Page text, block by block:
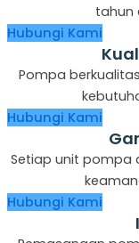
tahun
Hubungi Kami
Pompa
Hubungi Kami
Setiap unit pompa
Hubungi Kami